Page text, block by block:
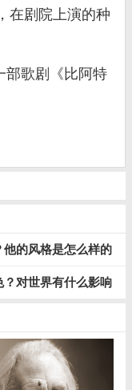
在剧院上演的种
歌剧《比阿特
他的风格是怎么样的
？对世界有什么影响